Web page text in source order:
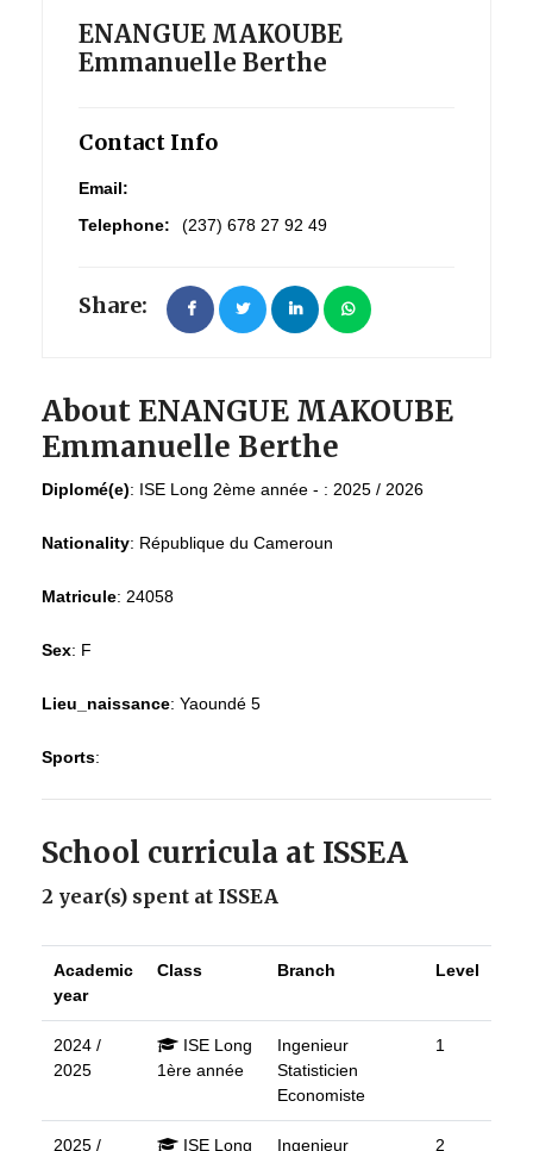
ENANGUE MAKOUBE
Emmanuelle Berthe
Contact Info
Email:
Telephone:
(237) 678 27 92 49
Share:
About ENANGUE MAKOUBE
Emmanuelle Berthe
Diplomé(e): ISE Long 2ème année - : 2025 / 2026
Nationality: République du Cameroun
Matricule: 24058
Sex: F
Lieu_naissance: Yaoundé 5
Sports:
School curricula at ISSEA
2 year(s) spent at ISSEA
Academic
year
Class Branch Level
2024 /
2025
ISE Long
1ère année
Ingenieur
Statisticien
Economiste
1
2025 / ISE Long Ingenieur 2